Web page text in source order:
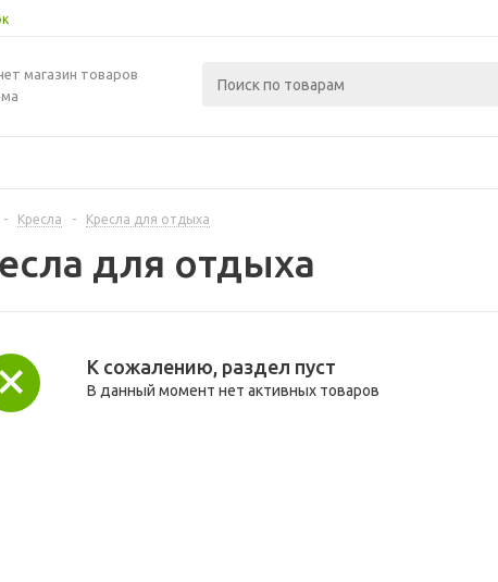
магазин товаров
- Кресла - Кресла для отдыха
для отдыха
К сожалению, раздел пуст
В данный момент нет активных товаров